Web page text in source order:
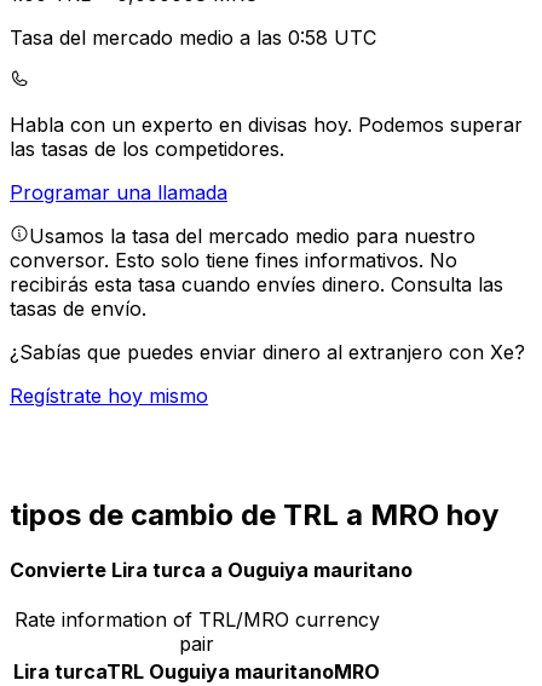
Tasa del mercado medio a las 0:58 UTC
Habla con un experto en divisas hoy. Podemos superar
las tasas de los competidores.
Programar una llamada
Usamos la tasa del mercado medio para nuestro
conversor. Esto solo tiene fines informativos. No
recibirás esta tasa cuando envíes dinero. Consulta las
tasas de envío.
¿Sabías que puedes enviar dinero al extranjero con Xe?
Regístrate hoy mismo
tipos de cambio de TRL a MRO hoy
Convierte Lira turca a Ouguiya mauritano
Rate information of TRL/MRO currency
pair
Lira turcaTRL Ouguiya mauritanoMRO